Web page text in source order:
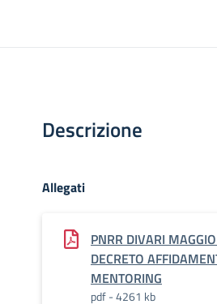
Descrizione
Allegati
PNRR DIVARI
DECRETO
MENTORING
pdf - 4261 kb